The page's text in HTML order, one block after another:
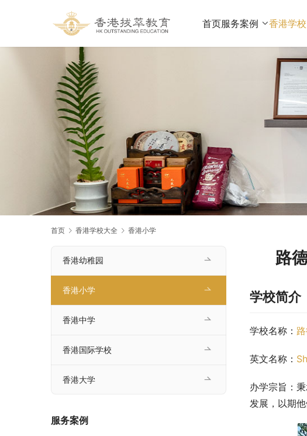
首页服务案例 香港学
首页 香港学校大全 香港小学
路
学校简介
学校名称：
英文名称：
办学宗旨：
发展，以期
香港幼稚园
香港小学
香港中学
香港国际学校
香港大学
服务案例